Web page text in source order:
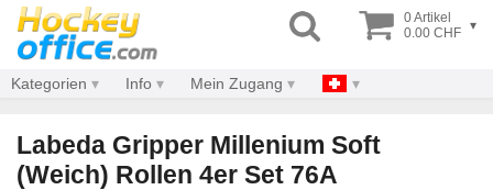
0 Artikel
0.00 CHF ▾
Kategorien Info Mein Zugang
Labeda Gripper Millenium Soft
(Weich) Rollen 4er Set 76A